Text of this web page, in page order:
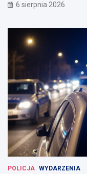
6 sierpnia 2026
POLICJA WYDARZENIA